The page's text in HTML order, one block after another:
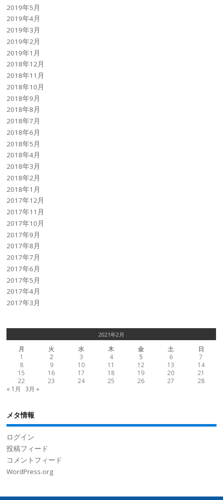
2019年5月
2019年4月
2019年3月
2019年2月
2019年1月
2018年12月
2018年11月
2018年10月
2018年9月
2018年8月
2018年7月
2018年6月
2018年5月
2018年4月
2018年3月
2018年2月
2018年1月
2017年12月
2017年11月
2017年10月
2017年9月
2017年8月
2017年7月
2017年6月
2017年5月
2017年4月
2017年3月
2021年2月
月 火 水 木 金 土
日
1
2 3 4 5 6
7
8
9 10 11 12 13
14
15
16 17 18 19 20
21
22
23 24 25 26 27
28
« 1月
3月 »
メタ情報
ログイン
投稿フィード
コメントフィード
WordPress.org